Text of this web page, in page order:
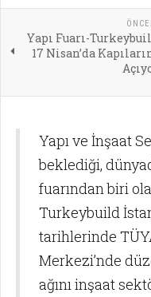
Yapı Fuarı-
17 Nisan’da
Yapı ve İnşaat
beklediği,
fuarından biri
Turkeybuild
tarihlerinde
Merkezi’nde
ağını inşaat